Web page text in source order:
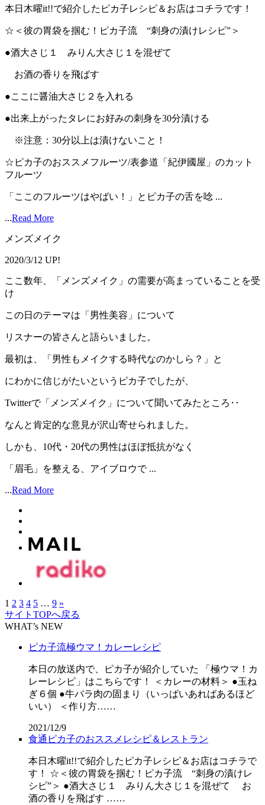
本日木曜it!!で紹介したピカ子レシピ＆お店はコチラです！
☆＜彼の胃袋を掴む！ピカ子流 “刺身の漬けレシピ”＞
●酒大さじ１ みりん大さじ１を混ぜて
お酒の香りを飛ばす
●ここに醤油大さじ２を入れる
●出来上がったタレにお好みの刺身を30分漬ける
※注意：30分以上は漬けないこと！
☆ピカ子のおススメフルーツ/表参道「紀伊國屋」のカット
フルーツ
「ここのフルーツはやばい！」とピカ子の舌を唸 ...
...Read More
メンズメイク
2020/3/12 UP!
ここ数年、「メンズメイク」の需要が高まっていることを受
け
この日のテーマは「男性美容」について
リスナーの皆さんと語らいました。
最初は、「男性もメイクする時代なのかしら？」と
にわかに信じがたいというピカ子でしたが、
Twitterで「メンズメイク」について聞いてみたところ‥
なんと肯定的な意見が沢山寄せられました。
しかも、10代・20代の男性はほぼ抵抗がなく
「眉毛」を整える、アイブロウで ...
...Read More
1 2 3 4 5 … 9 »
サイトTOPへ戻る
WHAT’s NEW
ピカ子流極ウマ！カレーレシピ
本日の放送内で、ピカ子が紹介していた 「極ウマ！カ
レーレシピ」はこちらです！ ＜カレーの材料＞ ●玉ね
ぎ６個 ●牛バラ肉の固まり（いっぱいあればあるほど
いい） ＜作り方……
2021/12/9
食通ピカ子のおススメレシピ＆レストラン
本日木曜it!!で紹介したピカ子レシピ＆お店はコチラで
す！ ☆＜彼の胃袋を掴む！ピカ子流 “刺身の漬けレ
シピ”＞ ●酒大さじ１ みりん大さじ１を混ぜて お
酒の香りを飛ばす ……